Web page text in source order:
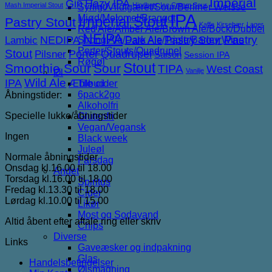
Syrligt/Vildtgæret/Sour/Berliner Weisse
Mjød/Melomel/Braggot
Red Ale/Amber Ale/Brown Ale/Bock/Dubbel
Strong Ale/Dark Ale/Triple/Barley Wine
Porter/Stouts/Quadrupel
Røgøl
Øl
Tilbud
6pack2go
Alkoholfri
Glutenfri
Vegan/Vegansk
Black week
Juleøl
Farsdag
Andet
Spiritus
Cider
Likør
Most og Sodavand
Chips
Diverse
Gaveæsker og indpakning
Glas
Ølsmagning
Mash Imperial Stout GinHazy IPA Hindbær Ice Cream Sour
Pastry StoutImperial StoutIPA Kaffe Kirsebær Lager
Lambic NEDIPANEIPA Pale Ale Pastry SourPastry
Stout Pilsner Porter Quadrupel Saison Session IPA
Smoothie SourSour StoutTIPA Vanilje West Coast
IPAWild Ale Æble cider
Åbningstider:
Specielle lukke/åbningstider
Ingen
Normale åbningstider
Onsdag kl.16.00 til 18.00
Torsdag kl.16.00 til 18.00
Fredag kl.13.30 til 18.00
Lørdag kl.10.00 til 15.00
Altid åbent efter aftale ring eller skriv
Links
Handelsbetingelser